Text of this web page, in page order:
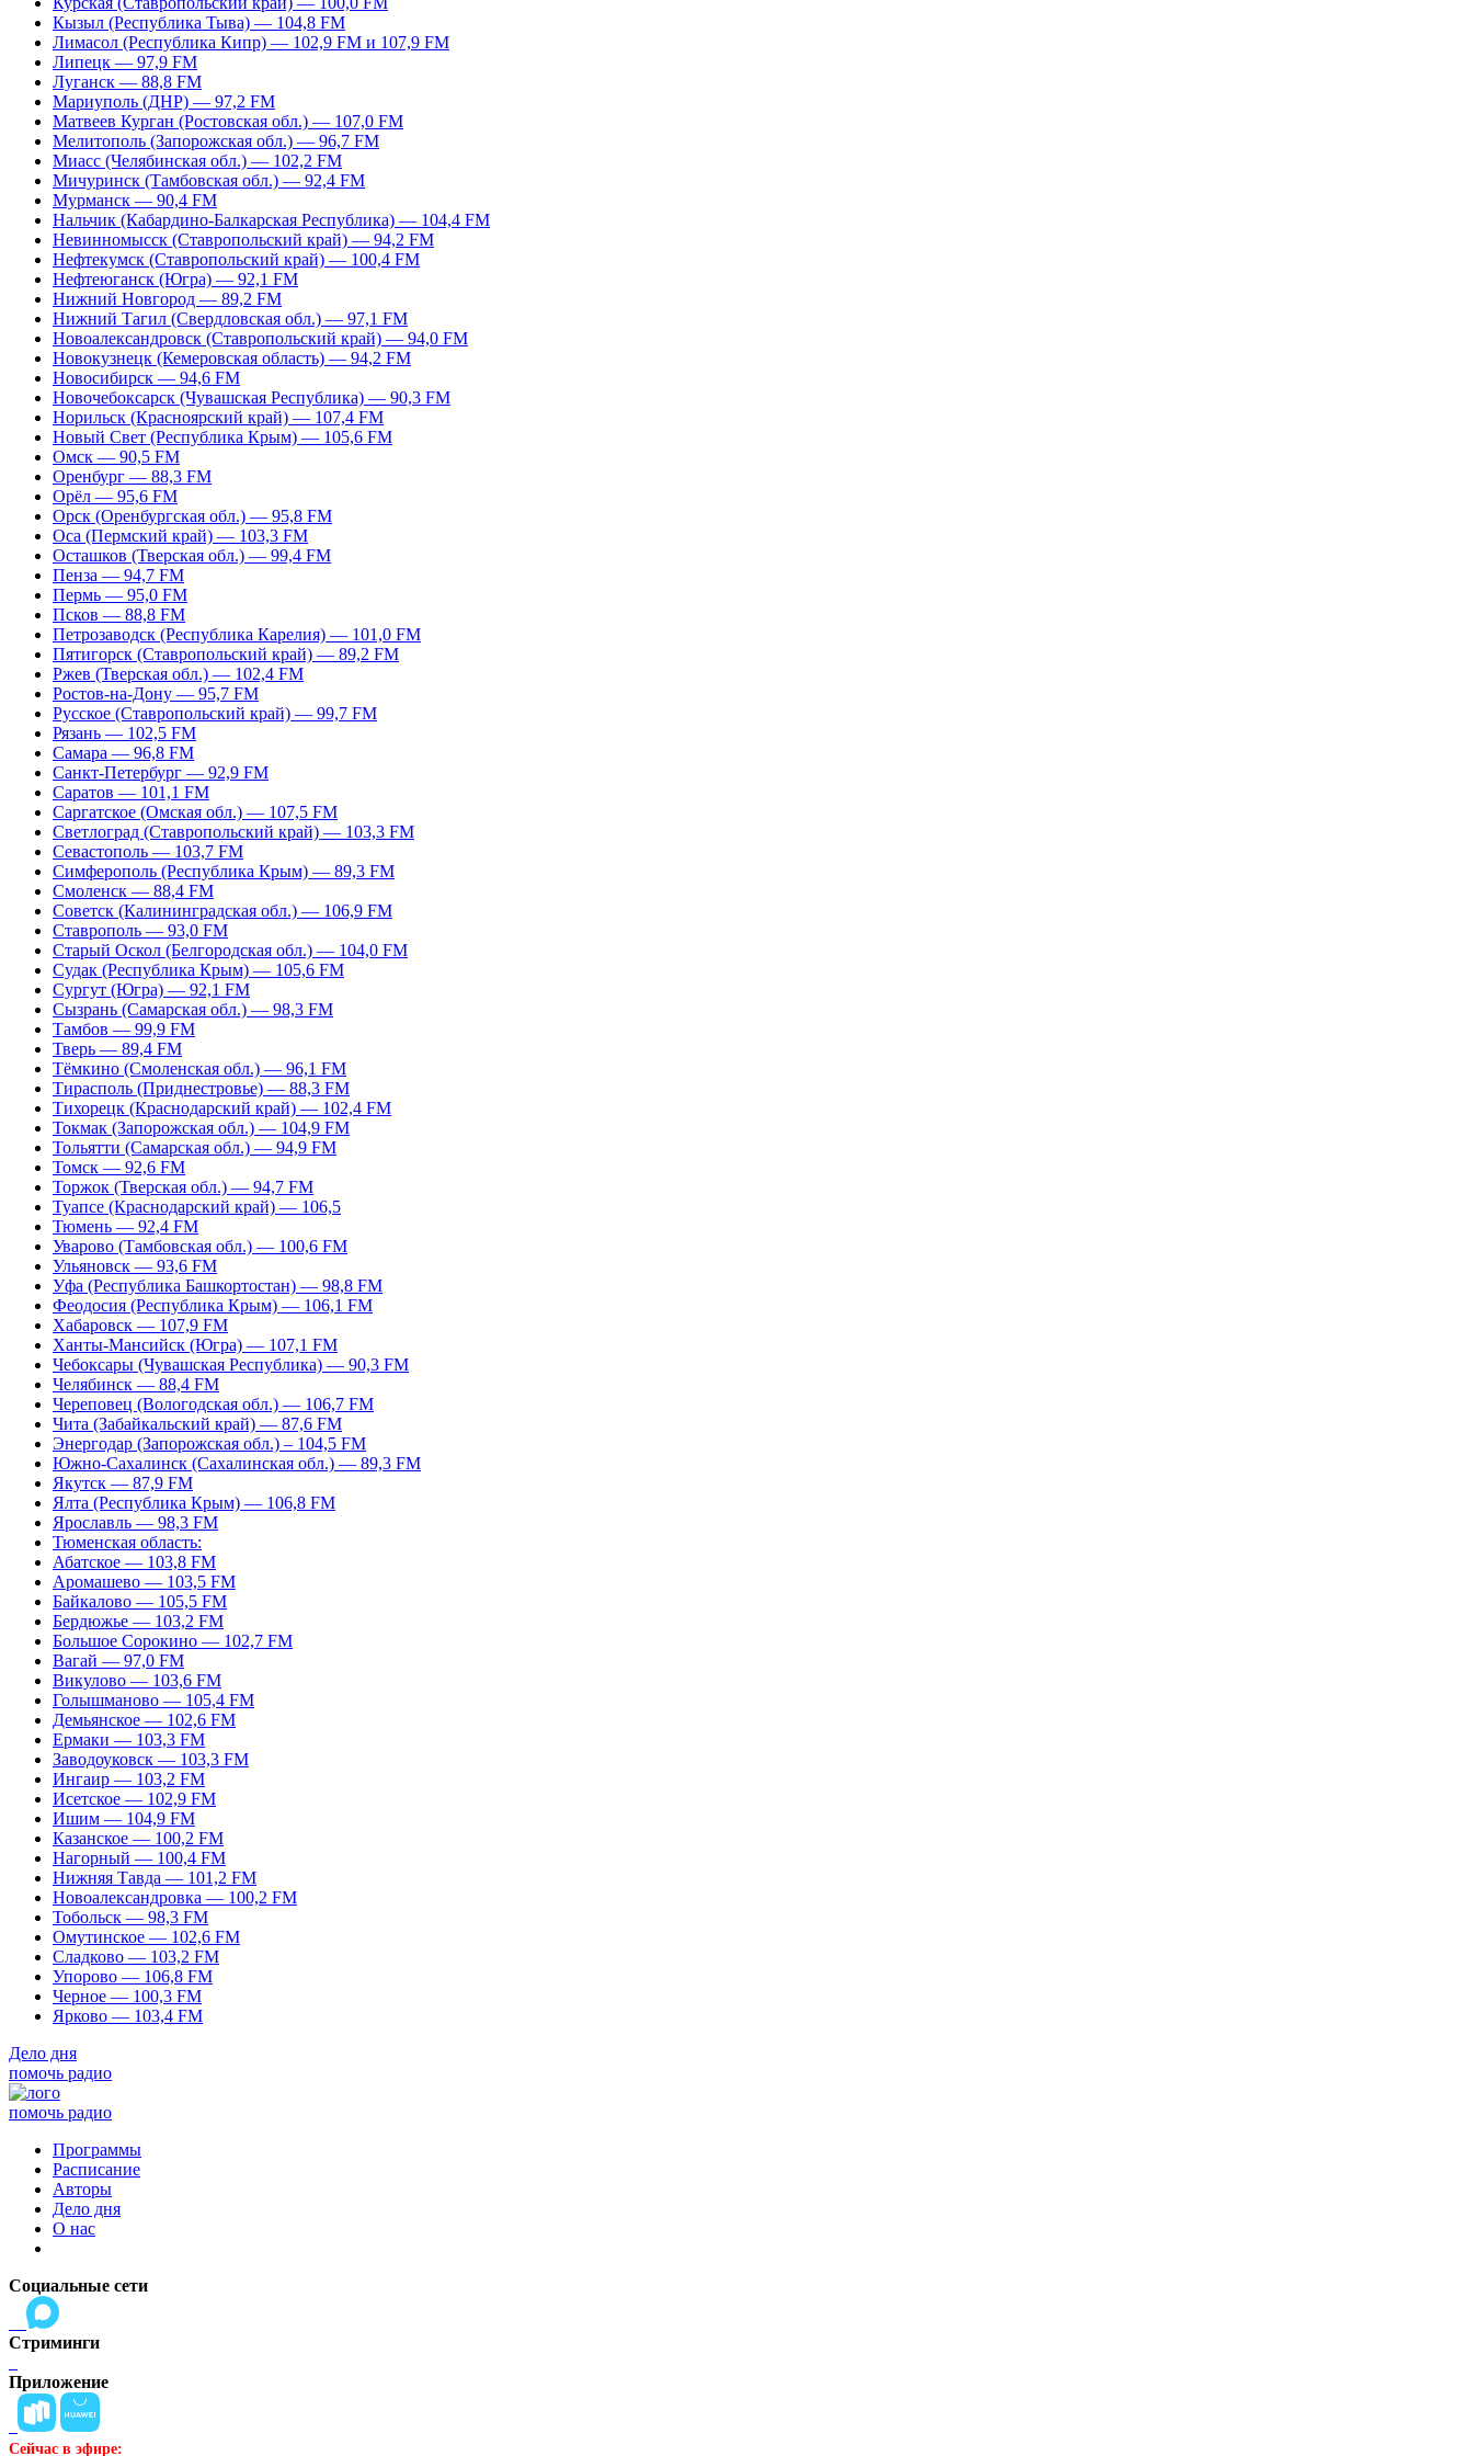
Кызыл (Республика Тыва) — 104,8 FM
Лимасол (Республика Кипр) — 102,9 FM и 107,9 FM
Липецк — 97,9 FM
Луганск — 88,8 FM
Мариуполь (ДНР) — 97,2 FM
Матвеев Курган (Ростовская обл.) — 107,0 FM
Мелитополь (Запорожская обл.) — 96,7 FM
Миасс (Челябинская обл.) — 102,2 FM
Мичуринск (Тамбовская обл.) — 92,4 FM
Мурманск — 90,4 FM
Нальчик (Кабардино-Балкарская Республика) — 104,4 FM
Невинномысск (Ставропольский край) — 94,2 FM
Нефтекумск (Ставропольский край) — 100,4 FM
Нефтеюганск (Югра) — 92,1 FM
Нижний Новгород — 89,2 FM
Нижний Тагил (Свердловская обл.) — 97,1 FM
Новоалександровск (Ставропольский край) — 94,0 FM
Новокузнецк (Кемеровская область) — 94,2 FM
Новосибирск — 94,6 FM
Новочебоксарск (Чувашская Республика) — 90,3 FM
Норильск (Красноярский край) — 107,4 FM
Новый Свет (Республика Крым) — 105,6 FM
Омск — 90,5 FM
Оренбург — 88,3 FM
Орёл — 95,6 FM
Орск (Оренбургская обл.) — 95,8 FM
Оса (Пермский край) — 103,3 FM
Осташков (Тверская обл.) — 99,4 FM
Пенза — 94,7 FM
Пермь — 95,0 FM
Псков — 88,8 FM
Петрозаводск (Республика Карелия) — 101,0 FM
Пятигорск (Ставропольский край) — 89,2 FM
Ржев (Тверская обл.) — 102,4 FM
Ростов-на-Дону — 95,7 FM
Русское (Ставропольский край) — 99,7 FM
Рязань — 102,5 FM
Самара — 96,8 FM
Санкт-Петербург — 92,9 FM
Саратов — 101,1 FM
Саргатское (Омская обл.) — 107,5 FM
Светлоград (Ставропольский край) — 103,3 FM
Севастополь — 103,7 FM
Симферополь (Республика Крым) — 89,3 FM
Смоленск — 88,4 FM
Советск (Калининградская обл.) — 106,9 FM
Ставрополь — 93,0 FM
Старый Оскол (Белгородская обл.) — 104,0 FM
Судак (Республика Крым) — 105,6 FM
Сургут (Югра) — 92,1 FM
Сызрань (Самарская обл.) — 98,3 FM
Тамбов — 99,9 FM
Тверь — 89,4 FM
Тёмкино (Смоленская обл.) — 96,1 FM
Тирасполь (Приднестровье) — 88,3 FM
Тихорецк (Краснодарский край) — 102,4 FM
Токмак (Запорожская обл.) — 104,9 FM
Тольятти (Самарская обл.) — 94,9 FM
Томск — 92,6 FM
Торжок (Тверская обл.) — 94,7 FM
Туапсе (Краснодарский край) — 106,5
Тюмень — 92,4 FM
Уварово (Тамбовская обл.) — 100,6 FM
Ульяновск — 93,6 FM
Уфа (Республика Башкортостан) — 98,8 FM
Феодосия (Республика Крым) — 106,1 FM
Хабаровск — 107,9 FM
Ханты-Мансийск (Югра) — 107,1 FM
Чебоксары (Чувашская Республика) — 90,3 FM
Челябинск — 88,4 FM
Череповец (Вологодская обл.) — 106,7 FM
Чита (Забайкальский край) — 87,6 FM
Энергодар (Запорожская обл.) – 104,5 FM
Южно-Сахалинск (Сахалинская обл.) — 89,3 FM
Якутск — 87,9 FM
Ялта (Республика Крым) — 106,8 FM
Ярославль — 98,3 FM
Тюменская область:
Абатское — 103,8 FM
Аромашево — 103,5 FM
Байкалово — 105,5 FM
Бердюжье — 103,2 FM
Большое Сорокино — 102,7 FM
Вагай — 97,0 FM
Викулово — 103,6 FM
Голышманово — 105,4 FM
Демьянское — 102,6 FM
Ермаки — 103,3 FM
Заводоуковск — 103,3 FM
Ингаир — 103,2 FM
Исетское — 102,9 FM
Ишим — 104,9 FM
Казанское — 100,2 FM
Нагорный — 100,4 FM
Нижняя Тавда — 101,2 FM
Новоалександровка — 100,2 FM
Тобольск — 98,3 FM
Омутинское — 102,6 FM
Сладково — 103,2 FM
Упорово — 106,8 FM
Черное — 100,3 FM
Ярково — 103,4 FM
Дело дня
помочь радио
помочь радио
Программы
Расписание
Авторы
Дело дня
О нас
Социальные сети
Стриминги
Приложение
Сейчас в эфире: